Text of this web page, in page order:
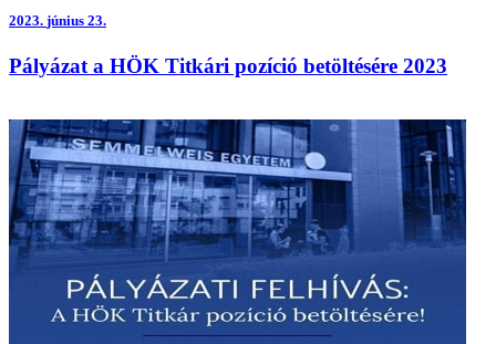
2023. június 23.
Pályázat a HÖK Titkári pozíció betöltésére 2023